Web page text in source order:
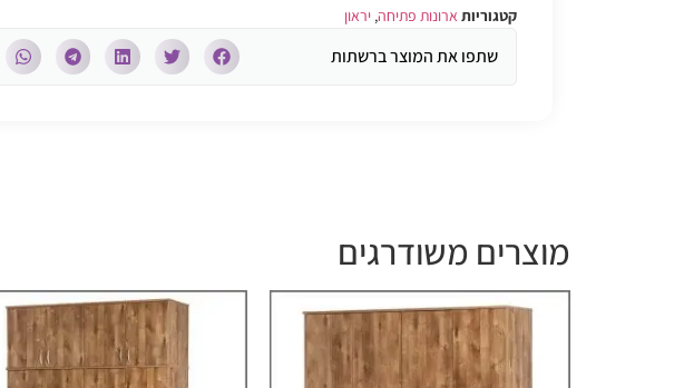
קטגוריות ארונות פתיחה, יראון
שתפו את המוצר ברשתות
מוצרים משודרגים